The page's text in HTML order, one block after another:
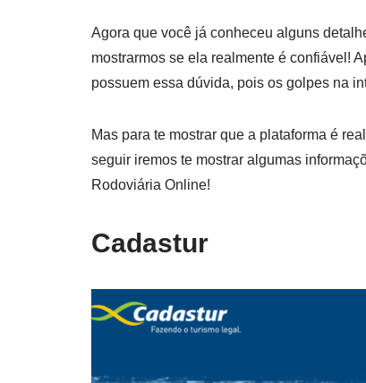
Agora que você já conheceu alguns
mostrarmos se ela realmente é confiável!
possuem essa dúvida, pois os golpes na
Mas para te mostrar que a plataforma é
seguir iremos te mostrar algumas
Rodoviária Online!
Cadastur